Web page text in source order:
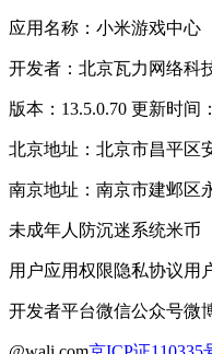
应用名称：小米游戏中心
开发者：北京瓦力网络科
版本：13.5.0.70 更新时间
北京地址：北京市昌平区
南京地址：南京市建邺区
未成年人防沉迷系统米币
用户应用权限隐私协议用
开发者平台微信公众号微